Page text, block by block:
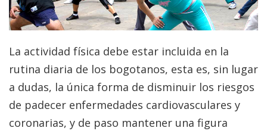
La actividad física debe estar incluida en la
rutina diaria de los bogotanos, esta es, sin lugar
a dudas, la única forma de disminuir los riesgos
de padecer enfermedades cardiovasculares y
coronarias, y de paso mantener una figura